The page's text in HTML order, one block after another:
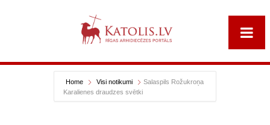
Home Visi notikumi
Salaspils Rožukroņa
Karalienes draudzes svētki